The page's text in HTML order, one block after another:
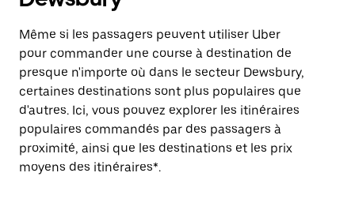
Même si les passagers peuvent utiliser Uber
pour commander une course à destination de
presque n'importe où dans le secteur Dewsbury,
certaines destinations sont plus populaires que
d'autres. Ici, vous pouvez explorer les itinéraires
populaires commandés par des passagers à
proximité, ainsi que les destinations et les prix
moyens des itinéraires*.